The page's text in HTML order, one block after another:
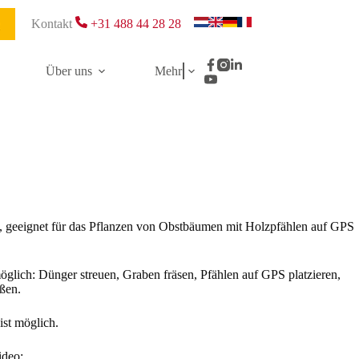
Kontakt +31 488 44 28 28
Über uns Mehr
für das Pflanzen von Obstbäumen mit Holzpfählen auf GPS
Dünger streuen, Graben fräsen, Pfählen auf GPS platzieren,
möglich.